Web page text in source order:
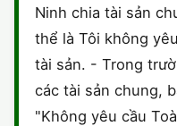
Ninh chia tài sản
thể là Tôi không
tài sản. - Trong
các tài sản chung,
"Không yêu cầu